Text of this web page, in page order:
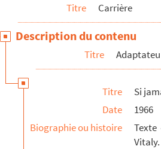
Titre Carrière
Description du contenu
Titre
Titre
Si
Date
1966
Biographie ou histoire
Texte